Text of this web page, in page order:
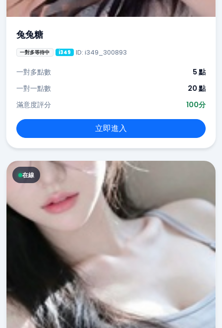
兔兔糖
一對多等待中 i349 ID: i349_300893
一對多點數
5 點
一對一點數
20 點
滿意度評分
100分
立即進入
在線